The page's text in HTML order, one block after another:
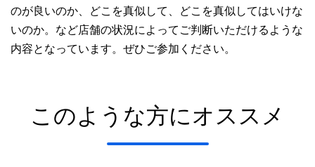
のが良いのか、どこを真似して、どこを真似してはいけな
いのか。など店舗の状況によってご判断いただけるような
内容となっています。ぜひご参加ください。
このような方にオススメ